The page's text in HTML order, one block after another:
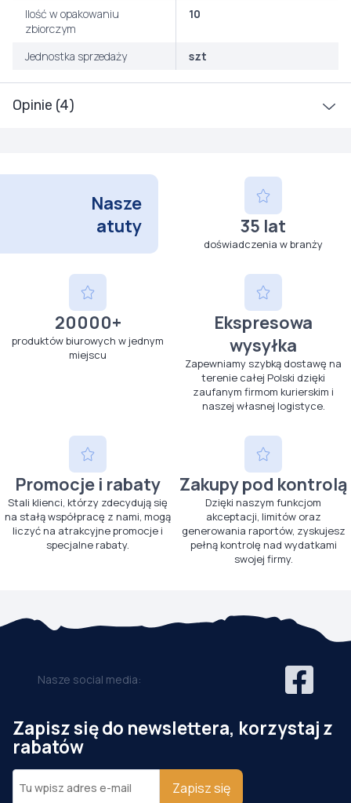
Opinie (4)
Ilość w opakowaniu
zbiorczym
10
Jednostka sprzedaży szt
Nasze
atuty
35 lat
doświadczenia w branży
20000+
produktów biurowych w jednym
miejscu
Ekspresowa
wysyłka
Zapewniamy szybką dostawę na
terenie całej Polski dzięki
zaufanym firmom kurierskim i
naszej własnej logistyce.
Promocje i rabaty
Stali klienci, którzy zdecydują się
na stałą współpracę z nami, mogą
liczyć na atrakcyjne promocje i
specjalne rabaty.
Zakupy pod kontrolą
Dzięki naszym funkcjom
akceptacji, limitów oraz
generowania raportów, zyskujesz
pełną kontrolę nad wydatkami
swojej firmy.
Nasze social media:
Zapisz się do newslettera, korzystaj z
rabatów
Zapisz się